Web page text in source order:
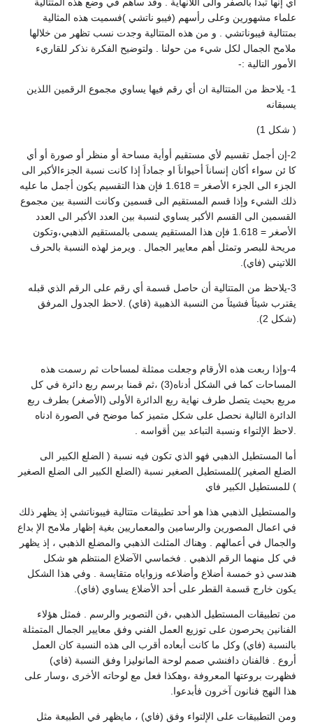
(فيبو ناتشي )فسميت هذه المثالية
هذه المتتالية وجدت نسب تظهر من خلالها
. ولتوضيح الفكرة نذكر للقاريء
أي رقم فيها يساوي مجموع الرقمين اللذين
أوأية مساحة أو منظر أو صورة أو أي
او جماداَ إذا كانت نسبة الجزءالأكبر الى
الجزء الى الجزء الأصغر = 1.618 فإن هذا التقسيم يكون أجمل ما عليه
الى قسمين وكانت النسبة بين مجموع
لنسبة بين العدد الأكبر الى العدد
فإن هذا المستقيم يسمى بالمستقيم الذهبي،وتكون
الجمال . ويرمز لهذه النسبة بالحرف
حاصل قسمة أي رقم على الرقم الذي قبله
الذهبية (فاي) .لاحظ الجدول المرفق
وجعلت ممثلة لمساحات ثم رسمت هذه
المساحات كما في الشكل أدناه(3) ،ثم قمنا برسم ربع دائرة في كل
ربع الدائرة الأولى (الأصغر) بطرف ربع
شكل متميز كما موضح في الصورة ادناه
بين أقواسه .
تكون فيه نسبة ( الضلع الكبير الى
نسبة (الضلع الكبير الى الضلع الصغير
تطبيقات متتالية فيبوناتشي إذ يظهر ذلك
والمعماريين بغية إظهار ملامح الإ بداع
المثلث الذهبي والمضلع الذهبي ، إذ يظهر
. فخماسي الآضلاع المنتظم هو شكل
وزواياه متقايسة . وفي هذا الشكل
أحد الأضلاع يساوي (فاي).
،فن التصوير والرسم . فمثل هؤلاء
العمل الفني وفق معايير الجمال المتمثلة
أبعاده أقرب الى هذه النسبة كان العمل
لوحة المانوليزا وفق النسبة (فاي)
فعل مع لوحاته الأخرى ،وسار على
وفق (فاي) ، مايظهر في الطبيعة مثل